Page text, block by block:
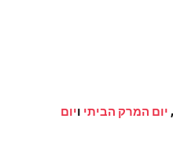
,יום המרק הביתי ויום